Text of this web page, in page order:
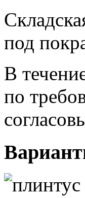
под
В
по